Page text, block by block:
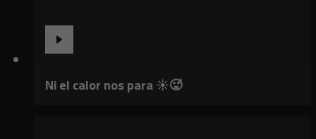
Ni el calor nos para ☀️🥵